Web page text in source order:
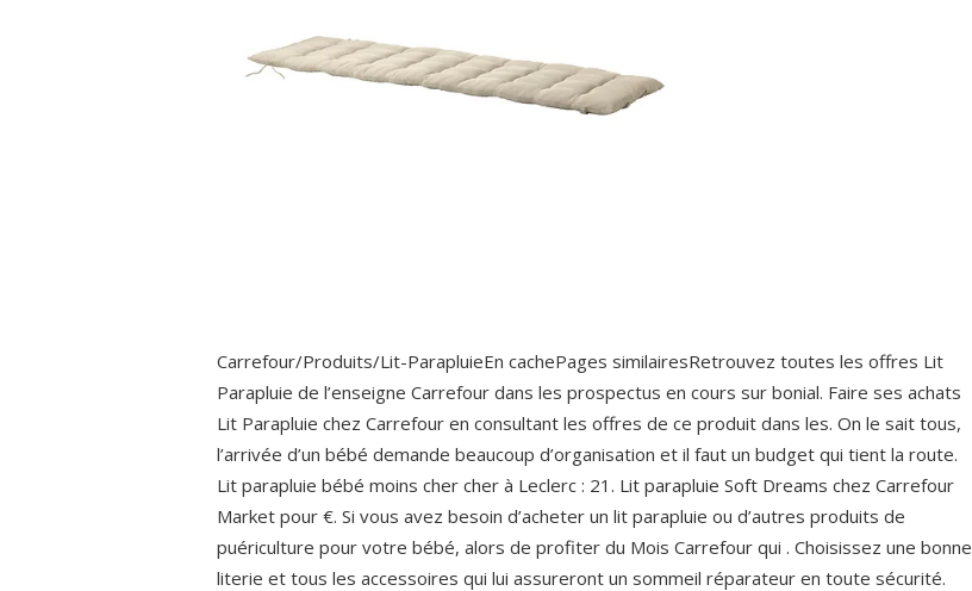
Carrefour/Produits/Lit-ParapluieEn cachePages similairesRetrouvez toutes les offres Lit
Parapluie de l’enseigne Carrefour dans les prospectus en cours sur bonial. Faire ses achats
Lit Parapluie chez Carrefour en consultant les offres de ce produit dans les. On le sait tous,
l’arrivée d’un bébé demande beaucoup d’organisation et il faut un budget qui tient la route.
Lit parapluie bébé moins cher cher à Leclerc : 21. Lit parapluie Soft Dreams chez Carrefour
Market pour €. Si vous avez besoin d’acheter un lit parapluie ou d’autres produits de
puériculture pour votre bébé, alors de profiter du Mois Carrefour qui . Choisissez une bonne
literie et tous les accessoires qui lui assureront un sommeil réparateur en toute sécurité.